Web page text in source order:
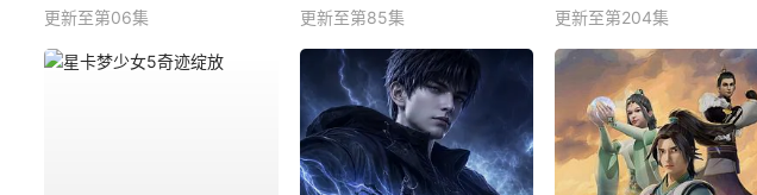
更新至第06集
更新至第85集
更新至第204集